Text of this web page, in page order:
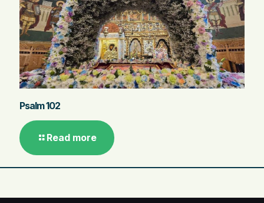
Psalm 102
Read more